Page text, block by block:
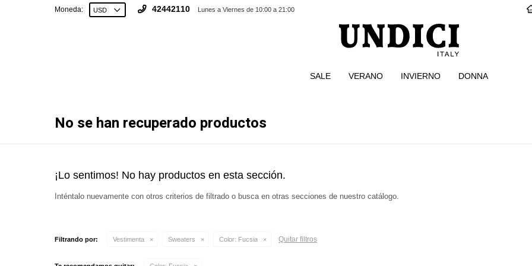
SALE VERANO INVIERNO DONNA
42442110 Lunes a Viernes de 10:00 a 21:00
Moneda:
No se han recuperado productos
¡Lo sentimos! No hay productos en esta sección.
Inténtalo nuevamente con otros criterios de filtrado o busca en otras secciones de nuestro catálogo.
Filtrando por: Vestimenta Sweaters Color: Fucsia Quitar filtros